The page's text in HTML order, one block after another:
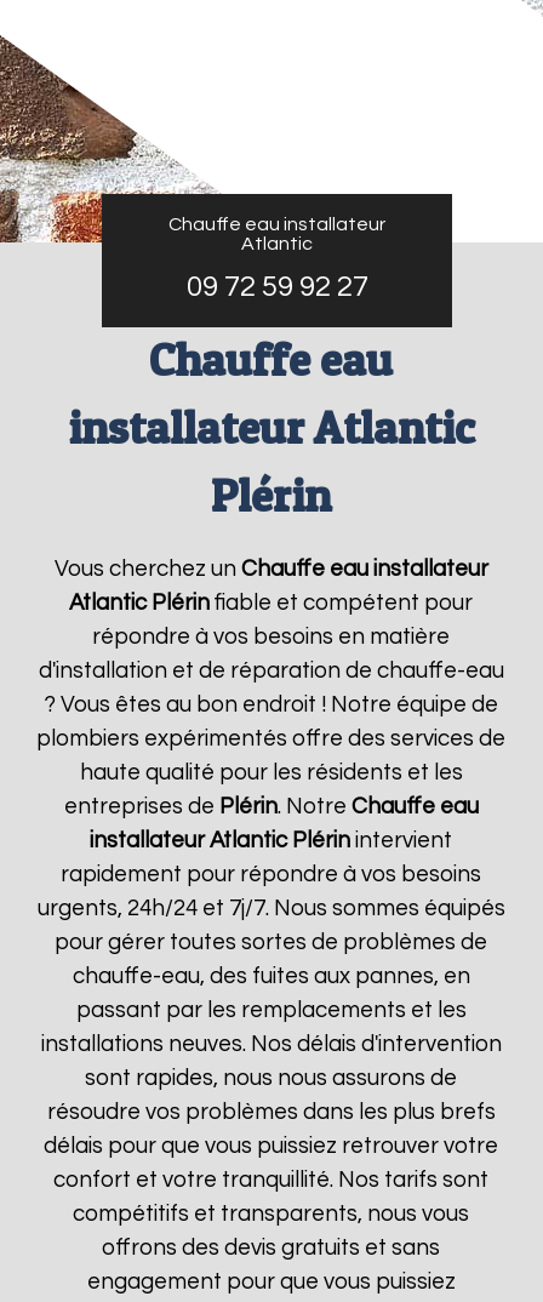
Chauffe eau installateur
Atlantic
09 72 59 92 27
Chauffe eau
installateur Atlantic
Plérin
Vous cherchez un Chauffe eau installateur
Atlantic Plérin fiable et compétent pour
répondre à vos besoins en matière
d'installation et de réparation de chauffe-eau
? Vous êtes au bon endroit ! Notre équipe de
plombiers expérimentés offre des services de
haute qualité pour les résidents et les
entreprises de Plérin. Notre Chauffe eau
installateur Atlantic Plérin intervient
rapidement pour répondre à vos besoins
urgents, 24h/24 et 7j/7. Nous sommes équipés
pour gérer toutes sortes de problèmes de
chauffe-eau, des fuites aux pannes, en
passant par les remplacements et les
installations neuves. Nos délais d'intervention
sont rapides, nous nous assurons de
résoudre vos problèmes dans les plus brefs
délais pour que vous puissiez retrouver votre
confort et votre tranquillité. Nos tarifs sont
compétitifs et transparents, nous vous
offrons des devis gratuits et sans
engagement pour que vous puissiez